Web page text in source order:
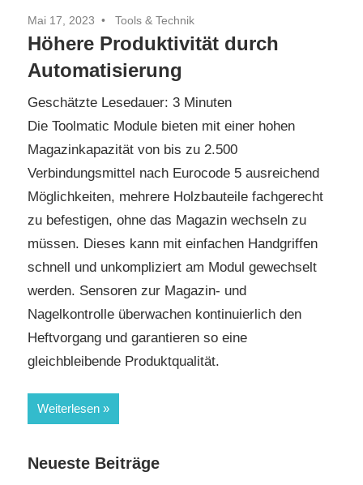
Mai 17, 2023 Tools & Technik
Höhere Produktivität durch
Automatisierung
Geschätzte Lesedauer: 3 Minuten
Die Toolmatic Module bieten mit einer hohen
Magazinkapazität von bis zu 2.500
Verbindungsmittel nach Eurocode 5 ausreichend
Möglichkeiten, mehrere Holzbauteile fachgerecht
zu befestigen, ohne das Magazin wechseln zu
müssen. Dieses kann mit einfachen Handgriffen
schnell und unkompliziert am Modul gewechselt
werden. Sensoren zur Magazin- und
Nagelkontrolle überwachen kontinuierlich den
Heftvorgang und garantieren so eine
gleichbleibende Produktqualität.
Weiterlesen
Neueste Beiträge